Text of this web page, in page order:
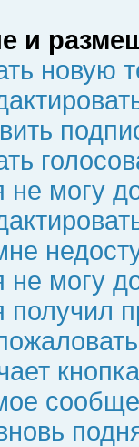
и
новую
могу
не могу
получил